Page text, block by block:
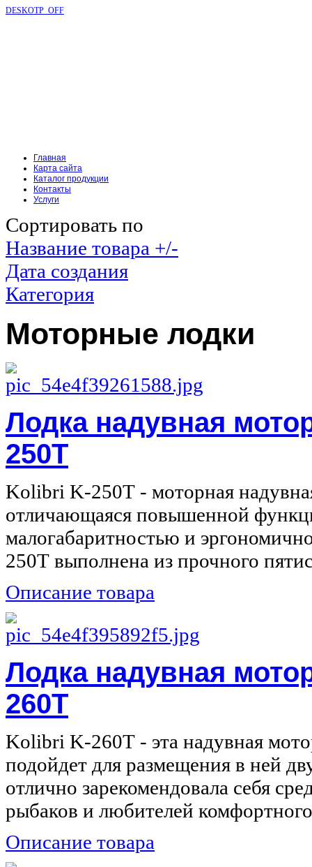
DESKOTP_OFF
Главная
Карта сайта
Каталог продукции
Контакты
Услуги
Сортировать по
Название товара +/-
Дата создания
Категория
Моторные лодки
Лодка надувная
250Т
Kolibri K-250Т - моторная
отличающаяся повышенной
малогабаритностью и
250Т выполнена из прочного
Описание товара
Лодка надувная
260Т
Kolibri K-260Т - эта надувная
подойдет для размещения в ней
отлично зарекомендовала себя
рыбаков и любителей
Описание товара